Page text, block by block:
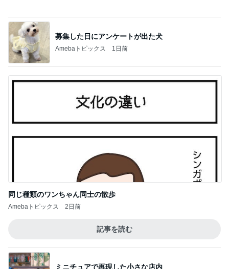
止まらない義母の美味しいプレゼント
Amebaトピックス 2日前
脂肪燃焼する珍しいプロテイン
Amebaトピックス 1日前
記事を読む
妊娠24wの太り過ぎかもしれない体重